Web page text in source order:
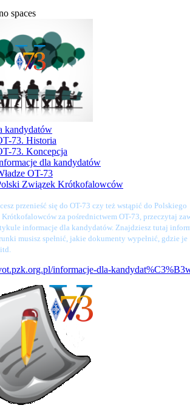
spaces
kandydatów
73. Historia
73. Koncepcja
dla kandydatów
OT-73
Związek Krótkofalowców
przenieść się do OT-73 czy też wstąpić do Polskiego
za pośrednictwem OT-73, przeczytaj
informacje dla kandydatów. Znajdziesz tutaj
musisz spełnić, jakie dokumenty wypełnić, gdzie je
informacje-dla-